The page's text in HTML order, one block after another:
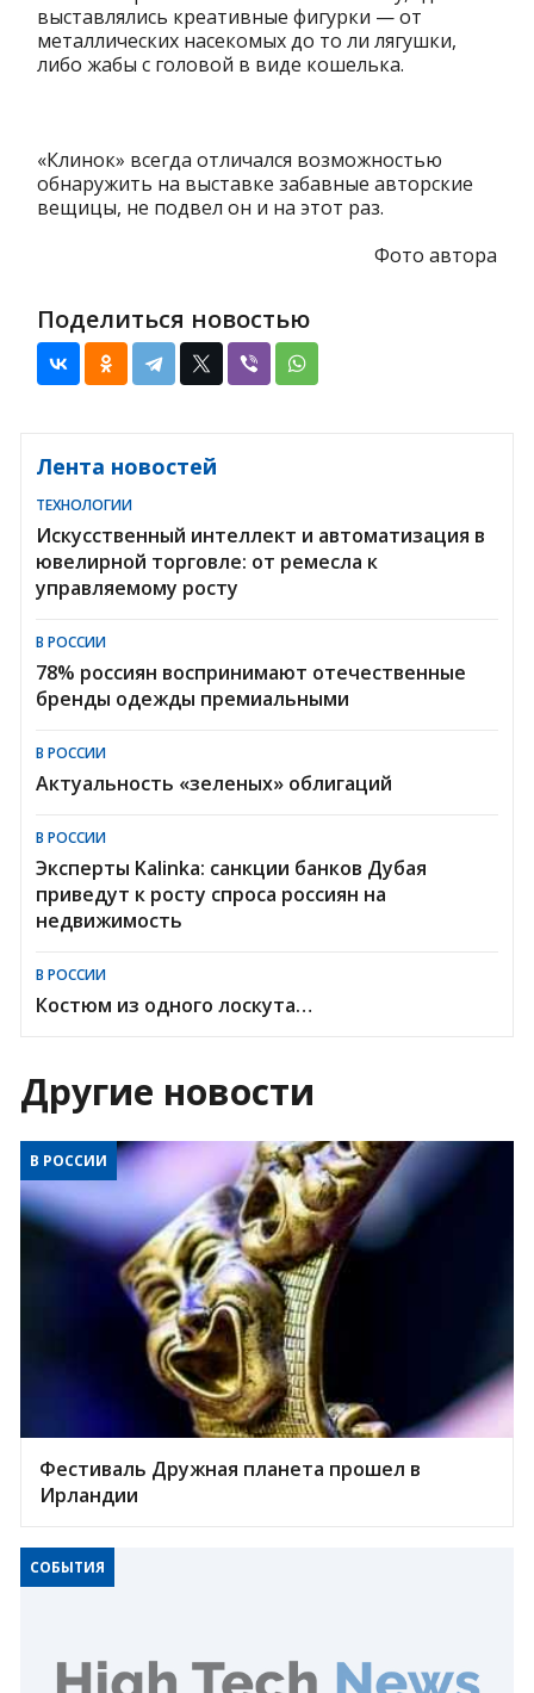
выставлялись креативные фигурки — от
металлических насекомых до то ли лягушки,
либо жабы с головой в виде кошелька.
«Клинок» всегда отличался возможностью
обнаружить на выставке забавные авторские
вещицы, не подвел он и на этот раз.
Фото автора
Поделиться новостью
Лента новостей
ТЕХНОЛОГИИ
Искусственный интеллект и автоматизация в
ювелирной торговле: от ремесла к
управляемому росту
В РОССИИ
78% россиян воспринимают отечественные
бренды одежды премиальными
В РОССИИ
Актуальность «зеленых» облигаций
В РОССИИ
Эксперты Kalinka: санкции банков Дубая
приведут к росту спроса россиян на
недвижимость
В РОССИИ
Костюм из одного лоскута…
Другие новости
В РОССИИ
Фестиваль Дружная планета прошел в
Ирландии
СОБЫТИЯ